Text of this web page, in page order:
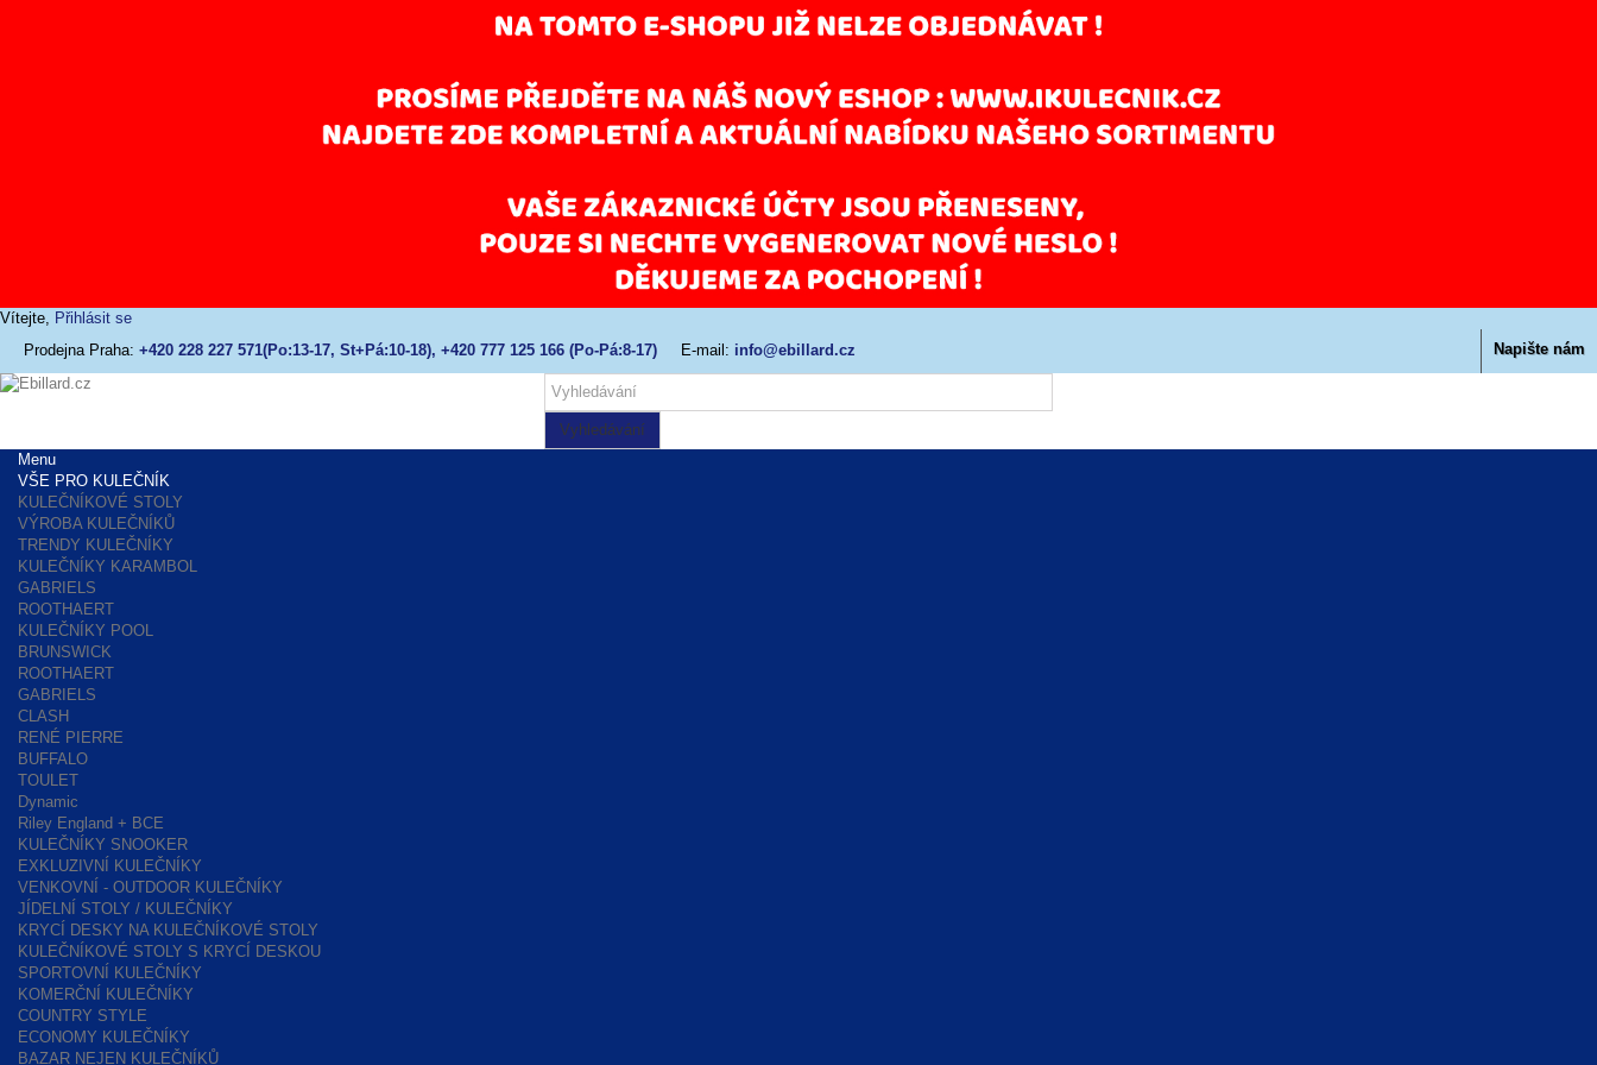
Vítejte,
Přihlásit se
Napište nám
Prodejna Praha: +420 228 227 571(Po:13-17, St+Pá:10-18), +420 777 125 166 (Po-Pá:8-17) E-mail: info@ebillard.cz
Vyhledávání
Menu
VŠE PRO KULEČNÍK
KULEČNÍKOVÉ STOLY
VÝROBA KULEČNÍKŮ
TRENDY KULEČNÍKY
KULEČNÍKY KARAMBOL
GABRIELS
ROOTHAERT
KULEČNÍKY POOL
BRUNSWICK
ROOTHAERT
GABRIELS
CLASH
RENÉ PIERRE
BUFFALO
TOULET
Dynamic
Riley England + BCE
KULEČNÍKY SNOOKER
EXKLUZIVNÍ KULEČNÍKY
VENKOVNÍ - OUTDOOR KULEČNÍKY
JÍDELNÍ STOLY / KULEČNÍKY
KRYCÍ DESKY NA KULEČNÍKOVÉ STOLY
KULEČNÍKOVÉ STOLY S KRYCÍ DESKOU
SPORTOVNÍ KULEČNÍKY
KOMERČNÍ KULEČNÍKY
COUNTRY STYLE
ECONOMY KULEČNÍKY
BAZAR NEJEN KULEČNÍKŮ